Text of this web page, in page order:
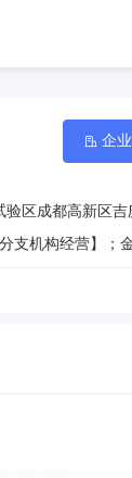
区成都高新区
企